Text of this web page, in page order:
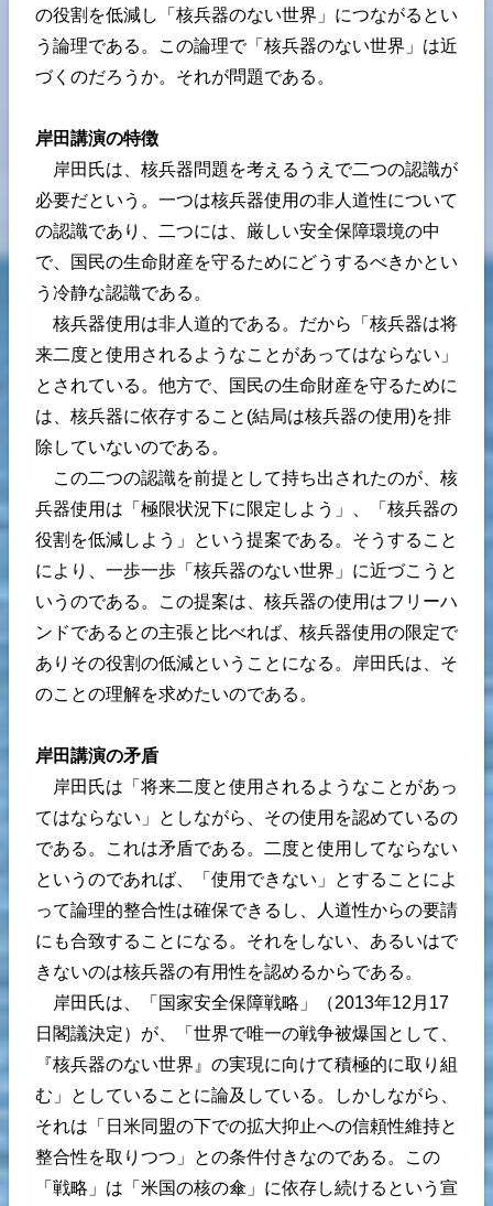
の役割を低減し「核兵器のない世界」につながるとい
う論理である。この論理で「核兵器のない世界」は近
づくのだろうか。それが問題である。
岸田講演の特徴
岸田氏は、核兵器問題を考えるうえで二つの認識が
必要だという。一つは核兵器使用の非人道性について
の認識であり、二つには、厳しい安全保障環境の中
で、国民の生命財産を守るためにどうするべきかとい
う冷静な認識である。
核兵器使用は非人道的である。だから「核兵器は将
来二度と使用されるようなことがあってはならない」
とされている。他方で、国民の生命財産を守るために
は、核兵器に依存すること(結局は核兵器の使用)を排
除していないのである。
この二つの認識を前提として持ち出されたのが、核
兵器使用は「極限状況下に限定しよう」、「核兵器の
役割を低減しよう」という提案である。そうすること
により、一歩一歩「核兵器のない世界」に近づこうと
いうのである。この提案は、核兵器の使用はフリーハ
ンドであるとの主張と比べれば、核兵器使用の限定で
ありその役割の低減ということになる。岸田氏は、そ
のことの理解を求めたいのである。
岸田講演の矛盾
岸田氏は「将来二度と使用されるようなことがあっ
てはならない」としながら、その使用を認めているの
である。これは矛盾である。二度と使用してならない
というのであれば、「使用できない」とすることによ
って論理的整合性は確保できるし、人道性からの要請
にも合致することになる。それをしない、あるいはで
きないのは核兵器の有用性を認めるからである。
岸田氏は、「国家安全保障戦略」（2013年12月17
日閣議決定）が、「世界で唯一の戦争被爆国として、
『核兵器のない世界』の実現に向けて積極的に取り組
む」としていることに論及している。しかしながら、
それは「日米同盟の下での拡大抑止への信頼性維持と
整合性を取りつつ」との条件付きなのである。この
「戦略」は「米国の核の傘」に依存し続けるという宣